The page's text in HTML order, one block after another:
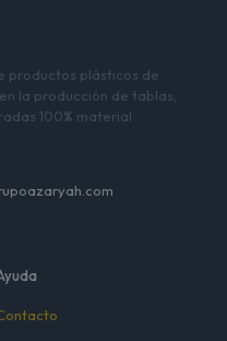
productos plásticos de
la producción de tablas,
100% material